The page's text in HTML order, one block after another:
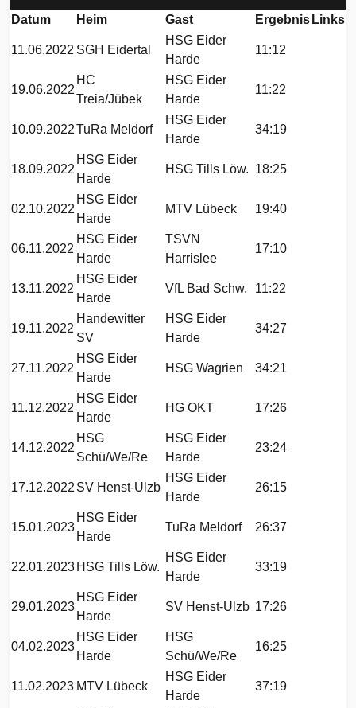
Datum Heim Gast Ergebnis Links
11.06.2022 SGH Eidertal
HSG Eider
Harde
11:12
19.06.2022
HC
Treia/Jübek
HSG Eider
Harde
11:22
10.09.2022TuRa Meldorf
HSG Eider
Harde
34:19
18.09.2022
HSG Eider
Harde
HSG Tills Löw. 18:25
02.10.2022
HSG Eider
Harde
MTV Lübeck 19:40
06.11.2022
HSG Eider
Harde
TSVN
Harrislee
17:10
13.11.2022
HSG Eider
Harde
VfL Bad Schw. 11:22
19.11.2022
Handewitter
SV
HSG Eider
Harde
34:27
27.11.2022
HSG Eider
Harde
HSG Wagrien 34:21
11.12.2022
HSG Eider
Harde
HG OKT 17:26
14.12.2022
HSG
Schü/We/Re
HSG Eider
Harde
23:24
17.12.2022 SV Henst-Ulzb
HSG Eider
Harde
26:15
15.01.2023
HSG Eider
Harde
TuRa Meldorf 26:37
22.01.2023 HSG Tills Löw.
HSG Eider
Harde
33:19
29.01.2023
HSG Eider
Harde
SV Henst-Ulzb 17:26
04.02.2023
HSG Eider
Harde
HSG
Schü/We/Re
16:25
11.02.2023 MTV Lübeck
HSG Eider
Harde
37:19